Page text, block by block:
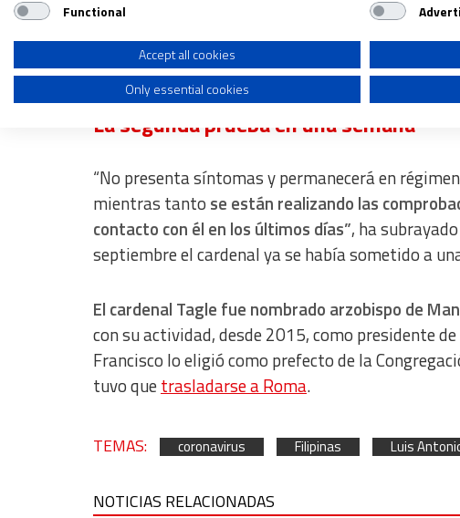
El purpurado, de 63 años, se sometió a la
dio positivo.Si bien no presenta síntomas,
se cumpla el periodo de cuarentena.
La segunda prueba en una semana
“No presenta síntomas y permanecerá en
mientras tanto se están realizando las
contacto con él en los últimos días”, ha
septiembre el cardenal ya se había sometido a
El cardenal Tagle fue nombrado arzobispo de
con su actividad, desde 2015, como presidente
Francisco lo eligió como prefecto de la
tuvo quetrasladarse a Roma.
TEMAS: coronavirus Filipinas Luis
NOTICIAS RELACIONADAS
Use profiles to select personalised advertising
Create profiles to personalise content
Use profiles to select personalised content
Measure advertising performance
Measure content performance
Understand audiences through statistics or combinations of data from
Develop and improve services
IAB Special Features:
Use precise geolocation data
Identify devices based on information actively requested
Functional
Accept all cookies
Only essential cookies